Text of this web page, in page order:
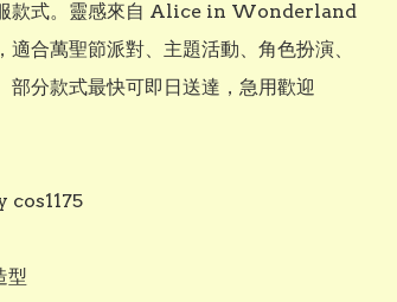
款式。靈感來自 Alice in Wonderland
合萬聖節派對、主題活動、角色扮演、
部分款式最快可即日送達，急用歡迎
型